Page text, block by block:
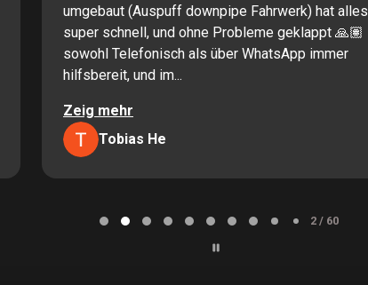
umgebaut (Auspuff downpipe Fahrwerk) hat alles
super schnell, und ohne Probleme geklappt 🙏🏽
sowohl Telefonisch als über WhatsApp immer
hilfsbereit, und im...
Zeig mehr
Tobias He
2 / 60